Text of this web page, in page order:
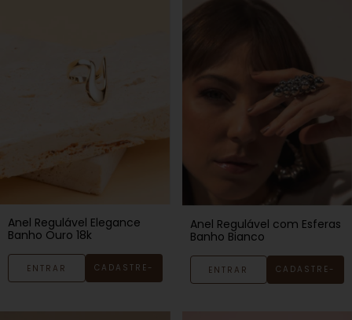
Anel Regulável Elegance
Banho Ouro 18k
ENTRAR CADASTRE-
Anel Regulável com Esferas
Banho Bianco
ENTRAR CADASTRE-